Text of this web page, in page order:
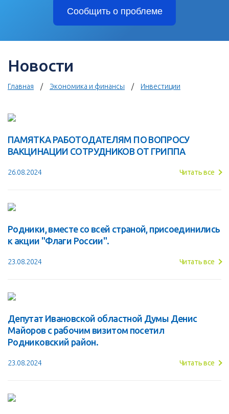
Сообщить о проблеме
Новости
Главная Экономика и финансы Инвестиции
ПАМЯТКА РАБОТОДАТЕЛЯМ ПО ВОПРОСУ
ВАКЦИНАЦИИ СОТРУДНИКОВ ОТ ГРИППА
26.08.2024 Читать все
Родники, вместе со всей страной, присоединились
к акции "Флаги России".
23.08.2024 Читать все
Депутат Ивановской областной Думы Денис
Майоров с рабочим визитом посетил
Родниковский район.
23.08.2024 Читать все